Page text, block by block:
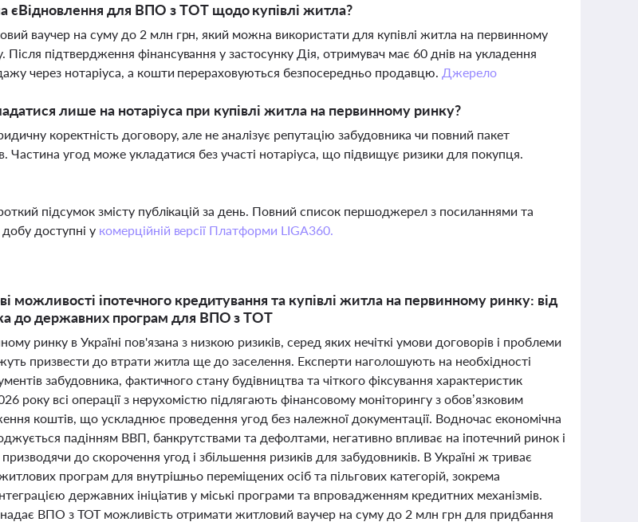
єВідновлення для ВПО з ТОТ щодо купівлі житла?
ваучер на суму до 2 млн грн, який можна використати для купівлі житла на первинному
підтвердження фінансування у застосунку Дія, отримувач має 60 днів на укладення
через нотаріуса, а кошти перераховуються безпосередньо продавцю. Джерело
лише на нотаріуса при купівлі житла на первинному ринку?
коректність договору, але не аналізує репутацію забудовника чи повний пакет
Частина угод може укладатися без участі нотаріуса, що підвищує ризики для покупця.
підсумок змісту публікацій за день. Повний список першоджерел з посиланнями та
доступні у комерційній версії Платформи LIGA360.
можливості іпотечного кредитування та купівлі житла на первинному ринку: від
до державних програм для ВПО з ТОТ
ринку в Україні пов'язана з низкою ризиків, серед яких нечіткі умови договорів і проблеми
призвести до втрати житла ще до заселення. Експерти наголошують на необхідності
забудовника, фактичного стану будівництва та чіткого фіксування характеристик
року всі операції з нерухомістю підлягають фінансовому моніторингу з обов’язковим
коштів, що ускладнює проведення угод без належної документації. Водночас економічна
падінням ВВП, банкрутствами та дефолтами, негативно впливає на іпотечний ринок і
до скорочення угод і збільшення ризиків для забудовників. В Україні ж триває
програм для внутрішньо переміщених осіб та пільгових категорій, зокрема
державних ініціатив у міські програми та впровадженням кредитних механізмів.
ВПО з ТОТ можливість отримати житловий ваучер на суму до 2 млн грн для придбання